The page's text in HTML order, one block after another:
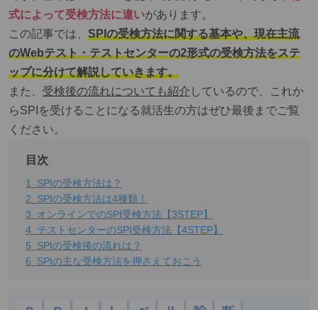
式によって受検方法に違いがあります。
この記事では、 SPIの受検方法に関する基本や、現在主流
のWebテスト・テストセンターの2形式の受検方法をステ
ップに分けて解説していきます。
また、 受検後の流れについても紹介 しているので、これか
らSPIを受けることになる就活生の方はぜひ最後までご覧
ください。
目次
1
SPIの受検方法は？
2
SPIの受検方法は4種類！
3
オンラインでのSPI受検方法【3STEP】
4 テストセンターのSPI受検方法【4STEP】
5
SPIの受検後の流れは？
6
SPIの主な受検方法を押さえておこう